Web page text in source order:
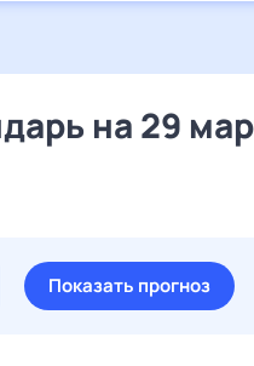
на 29
Показать прогноз